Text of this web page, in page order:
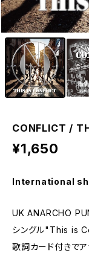
CONFLICT /
¥1,650
International
UK ANARCHO
シングル"This is
歌詞カード付きで